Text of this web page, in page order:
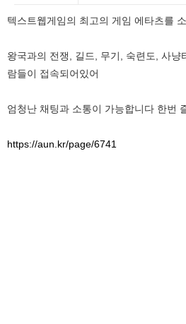
텍스트웹게임의 최고의 게임 에타츠를
왕국과의 전쟁, 길드, 무기, 숙련도, 사
람들이 접속되어있어
엄청난 채팅과 소통이 가능합니다 한번
https://aun.kr/page/6741